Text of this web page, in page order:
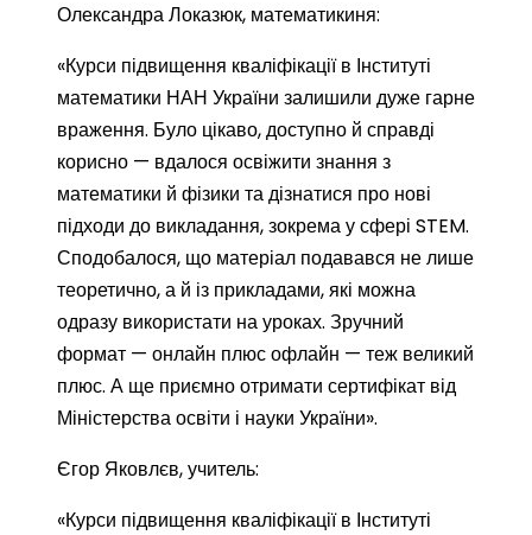
Олександра Локазюк, математикиня:
«Курси підвищення кваліфікації в Інституті
математики НАН України залишили дуже гарне
враження. Було цікаво, доступно й справді
корисно — вдалося освіжити знання з
математики й фізики та дізнатися про нові
підходи до викладання, зокрема у сфері STEM.
Сподобалося, що матеріал подавався не лише
теоретично, а й із прикладами, які можна
одразу використати на уроках. Зручний
формат — онлайн плюс офлайн — теж великий
плюс. А ще приємно отримати сертифікат від
Міністерства освіти і науки України».
Єгор Яковлєв, учитель:
«Курси підвищення кваліфікації в Інституті